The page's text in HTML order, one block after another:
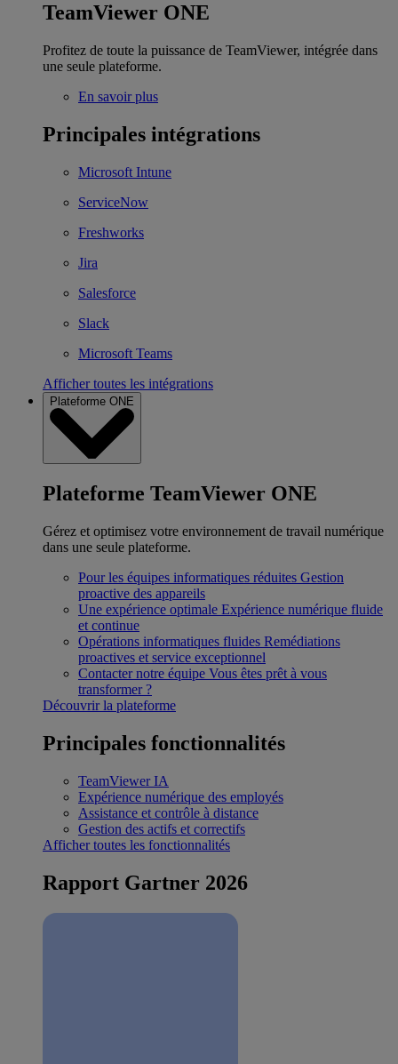
TeamViewer ONE
Profitez de toute la puissance de TeamViewer, intégrée dans
une seule plateforme.
En savoir plus
Principales intégrations
Microsoft Intune
ServiceNow
Freshworks
Jira
Salesforce
Slack
Microsoft Teams
Afficher toutes les intégrations
Plateforme ONE
Plateforme TeamViewer ONE
Gérez et optimisez votre environnement de travail numérique
dans une seule plateforme.
Pour les équipes informatiques réduites Gestion
proactive des appareils
Une expérience optimale Expérience numérique fluide
et continue
Opérations informatiques fluides Remédiations
proactives et service exceptionnel
Contacter notre équipe Vous êtes prêt à vous
transformer ?
Découvrir la plateforme
Principales fonctionnalités
TeamViewer IA
Expérience numérique des employés
Assistance et contrôle à distance
Gestion des actifs et correctifs
Afficher toutes les fonctionnalités
Rapport Gartner 2026